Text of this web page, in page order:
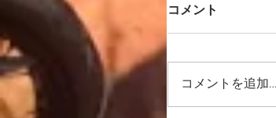
コメント
コメントを追加…